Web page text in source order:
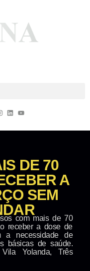
DE 70
A
SEM
com mais de 70
receber a dose de
a necessidade de
básicas de saúde.
Yolanda, Três